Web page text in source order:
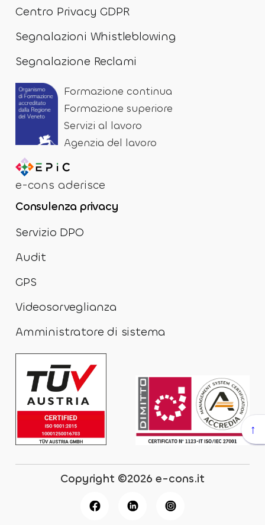
↑
Centro Privacy GDPR
Segnalazioni Whistleblowing
Segnalazione Reclami
Formazione continua
Formazione superiore
Servizi al lavoro
Agenzia del lavoro
e-cons aderisce
Consulenza privacy
Servizio DPO
Audit
GPS
Videosorveglianza
Amministratore di sistema
Copyright ©2026 e-cons.it